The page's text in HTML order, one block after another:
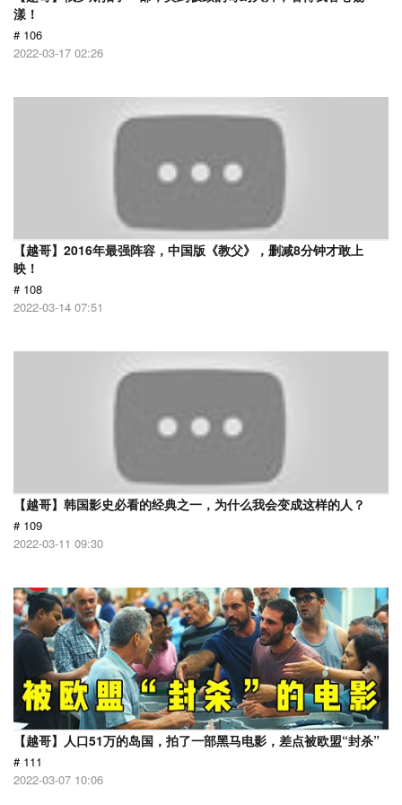
漾！
# 106
2022-03-17 02:26
【越哥】2016年最强阵容，中国版《教父》，删减8分钟才敢上
映！
# 108
2022-03-14 07:51
【越哥】韩国影史必看的经典之一，为什么我会变成这样的人？
# 109
2022-03-11 09:30
【越哥】人口51万的岛国，拍了一部黑马电影，差点被欧盟“封杀”
# 111
2022-03-07 10:06